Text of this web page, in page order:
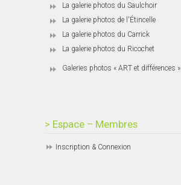
La galerie photos du Saulchoir
La galerie photos de l'Étincelle
La galerie photos du Carrick
La galerie photos du Ricochet
Galeries photos « ART et différences »
> Espace – Membres
Inscription & Connexion